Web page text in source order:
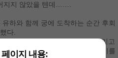
지지 않았을 텐데…….
하와 함께 궁에 도착하는 순간 후회
했다.
슴에 담을 수 있어 행복했다. 그리고
그녀의 가슴속에도 그가 자리하기를
이지 내용: